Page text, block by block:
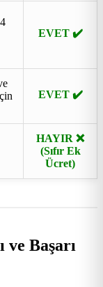
EVET ✔️
EVET ✔️
HAYIR ❌
(Sıfır Ek
Ücret)
ve Başarı